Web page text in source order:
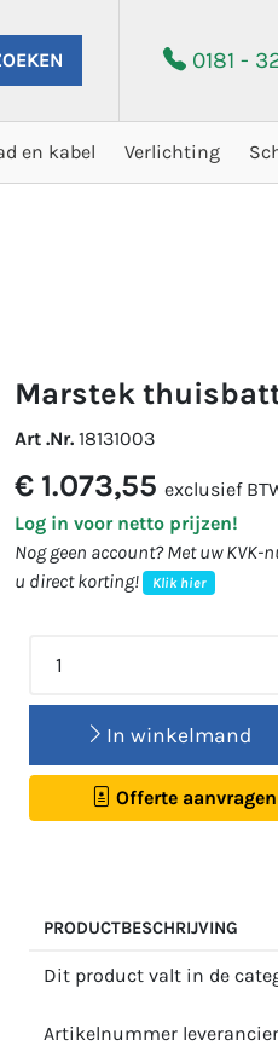
0181 -
en kabel Verlichting
marstek
Art .Nr. 18131003
€ 1.073,55 exclusief
Log in voor netto prijzen!
Nog geen account? Met uw
u direct korting!
Klik hier
In winkelmand
Offerte aanvragen
PRODUCTBESCHRIJVING
Dit product valt in de
Artikelnummer